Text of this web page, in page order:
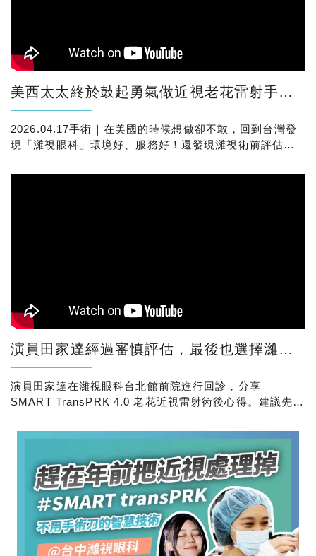
美西太太終於鼓起勇氣做近視老花雷射手術了！更令她放心的是，原來身邊也有朋友也都在濰視做
2026.04.17手術｜在美國的時候想做卻不敢，回到台灣發
現「濰視眼科」環境好、服務好！還發現濰視術前評估超
演員田家達經過審慎評估，最後也選擇濰視眼科，一次處理近視與老花！
演員田家達在濰視眼科台北館前院進行回診，分享
SMART TransPRK 4.0 老花近視雷射術後心得。建議先做